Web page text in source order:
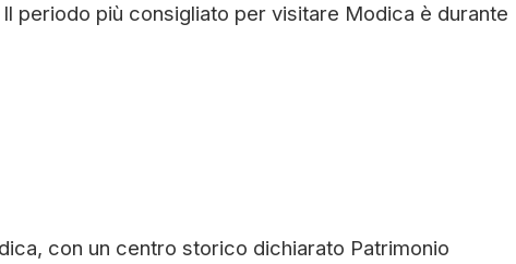
periodo più consigliato per visitare Modica è durante
con un centro storico dichiarato Patrimonio